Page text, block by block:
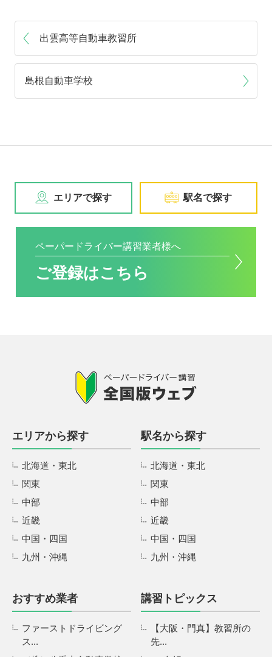
出雲高等自動車教習所
島根自動車学校
エリアで探す 駅名で探す
ペーパードライバー講習業者様へ
ご登録はこちら
エリアから探す
北海道・東北
関東
中部
近畿
中国・四国
九州・沖縄
駅名から探す
北海道・東北
関東
中部
近畿
中国・四国
九州・沖縄
おすすめ業者
ファーストドライビング
ス...
講習トピックス
【大阪・門真】教習所の
先...